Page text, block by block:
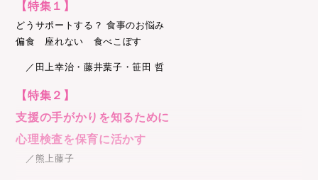
【特集１】
どうサポートする？ 食事のお悩み
偏食 座れない 食べこぼす
／田上幸治・藤井葉子・笹田 哲
【特集２】
支援の手がかりを知るために
心理検査を保育に活かす
／熊上藤子